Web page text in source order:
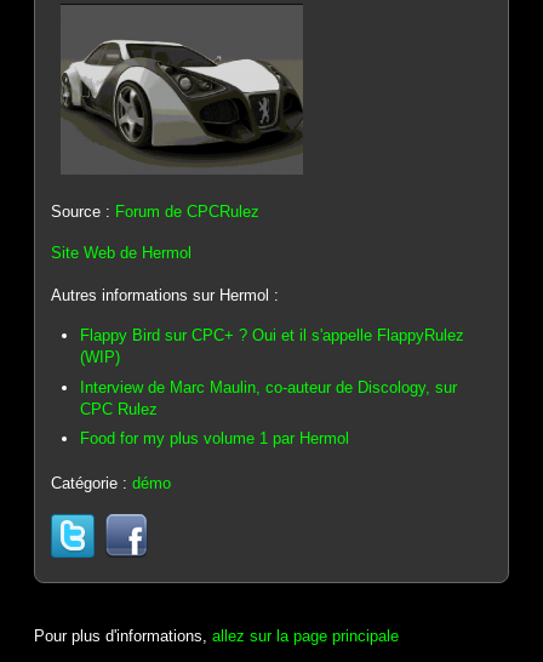
Source : Forum de CPCRulez
Site Web de Hermol
Autres informations sur Hermol :
Flappy Bird sur CPC+ ? Oui et il s'appelle FlappyRulez
(WIP)
Interview de Marc Maulin, co-auteur de Discology, sur
CPC Rulez
Food for my plus volume 1 par Hermol
Catégorie :démo
Pour plus d'informations,allez sur la page principale